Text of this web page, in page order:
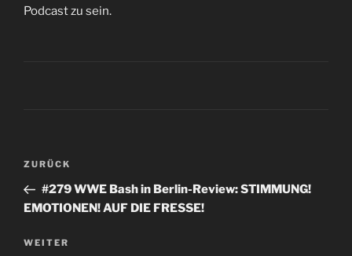
Podcast zu sein.
Beitragsnavigation
Vorheriger
Beitrag
ZURÜCK
#279 WWE Bash in Berlin-Review: STIMMUNG!
EMOTIONEN! AUF DIE FRESSE!
Nächster
WEITER